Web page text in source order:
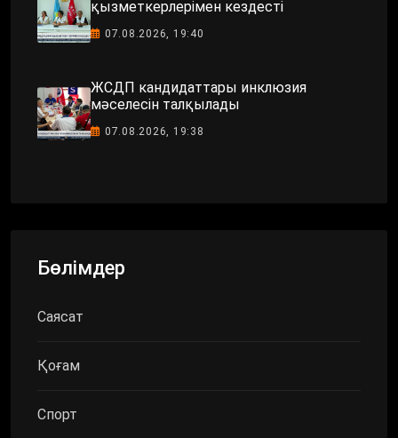
қызметкерлерімен кездесті
07.08.2026, 19:40
ЖСДП кандидаттары инклюзия
мәселесін талқылады
07.08.2026, 19:38
Бөлімдер
Саясат
Қоғам
Спорт